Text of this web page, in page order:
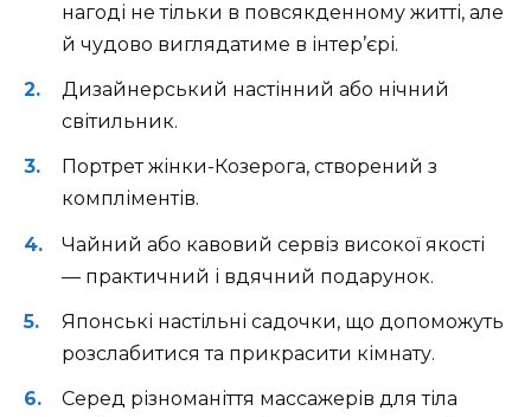
нагоді не тільки в повсякденному житті, але
й чудово виглядатиме в інтер’єрі.
Дизайнерський настінний або нічний
світильник.
Портрет жінки-Козерога, створений з
компліментів.
Чайний або кавовий сервіз високої якості
— практичний і вдячний подарунок.
Японські настільні садочки, що допоможуть
розслабитися та прикрасити кімнату.
Серед різноманіття массажерів для тіла